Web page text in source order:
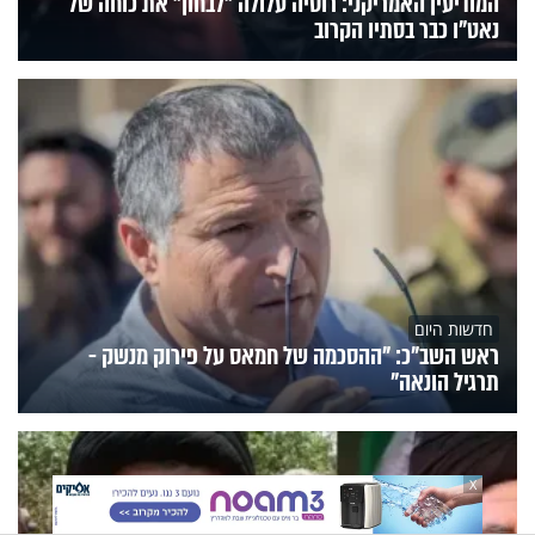
נאט"ו כבר בסתיו הקרוב
חדשות היום
ראש השב"כ: "ההסכמה של חמאס על פירוק מנשק -
תרגיל הונאה"
X